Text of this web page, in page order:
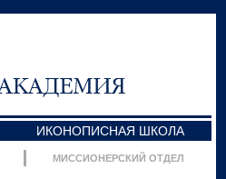
ИКОНОПИСНАЯ ШКОЛА
МИССИОНЕРСКИЙ ОТДЕЛ